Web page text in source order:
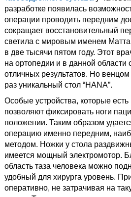
разработке появилась
операции проводить передним
сокращает восстановительный
светила с мировым именем
в две тысячи пятом году. Этот
на ортопедии и в данной области
отличных результатов. Но венцом
раз уникальный стол “HANA”.
Особые устройства, которые есть
позволяют фиксировать ноги
положении. Таким образом
операцию именно передним,
методом. Ножки у стола
имеется мощный электромотор.
область таза человека можно
удобный для хирурга уровень.
оперативно, не затрачивая на